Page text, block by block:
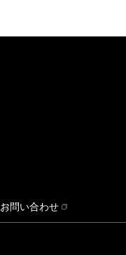
お問い合わせ